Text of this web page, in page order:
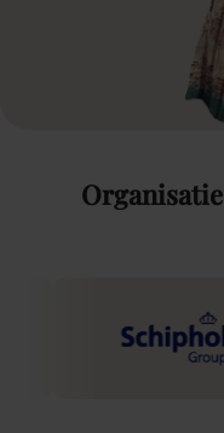
Organisatie